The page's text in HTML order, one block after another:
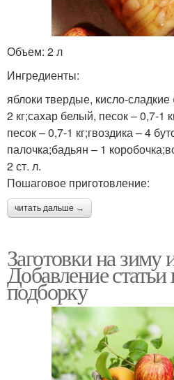
Объем: 2 л
Ингредиенты:
яблоки твердые, кисло-
2 кг;сахар белый, песок – 0,7-1
песок – 0,7-1 кг;гвоздика – 4
палочка;бадьян – 1
2 ст. л.
Пошаговое приготовление:
читать дальше →
Заготовки на зиму
Добавление
подборку